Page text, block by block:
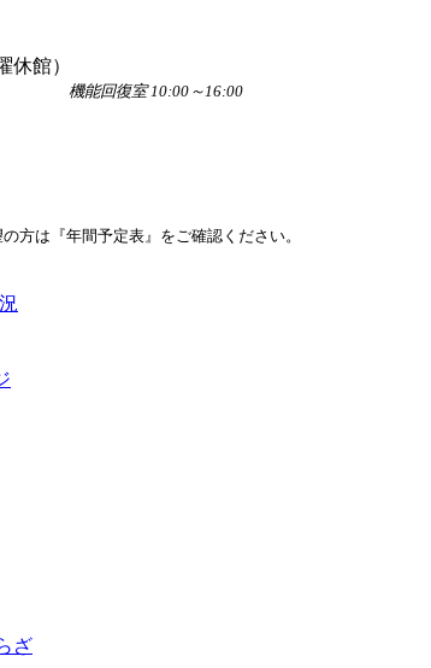
休館）
能回復室 10:00～16:00
方は『年間予定表』をご確認ください。
ざ